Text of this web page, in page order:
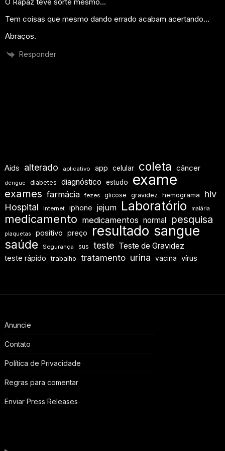
Tem coisas que mesmo dando errado acabam acertando…
Abraços.
Responder
Aids alterado aplicativo app celular coleta câncer
dengue diabetes diagnóstico estudo exame
exames farmácia fezes glicose gravidez hemograma
hiv
Hospital
Internet iphone jejum Laboratório malária
medicamento medicamentos normal pesquisa
plaquetas positivo preço resultado sangue
saúde Segurança sus teste Teste de Gravidez
teste rápido trabalho tratamento urina vacina vírus
Anuncie
Contato
Política de Privacidade
Regras para comentar
Enviar Press Releases